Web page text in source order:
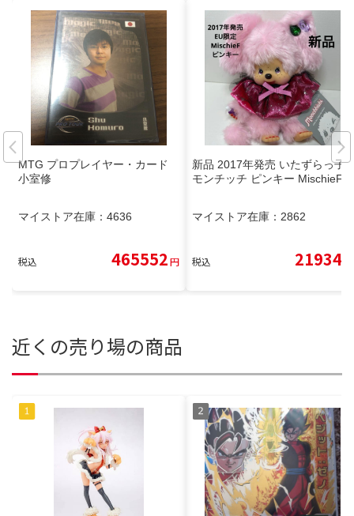
MTG プロプレイヤー・カード
小室修
マイストア在庫： 4636
税込 465552円
新品 2017年発売 いたずらっ子
モンチッチ ピンキー MischieF
マイストア在庫： 2862
税込 21934
近くの売り場の商品